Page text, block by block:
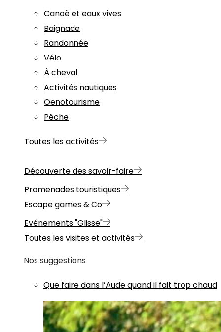
Canoë et eaux vives
Baignade
Randonnée
Vélo
À cheval
Activités nautiques
Oenotourisme
Pêche
Toutes les activités
Découverte des savoir-faire
Promenades touristiques
Escape games & Co
Evénements "Glisse"
Toutes les visites et activités
Nos suggestions
Que faire dans l’Aude quand il fait trop chaud